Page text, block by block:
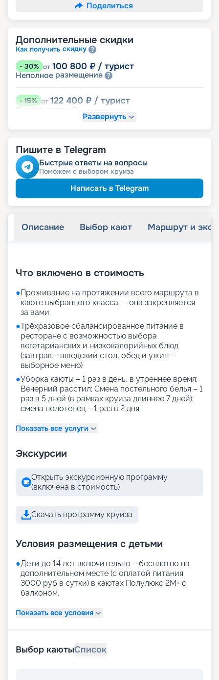
Поделиться
Дополнительные скидки
Как получить скидку
- 30% от 100 800 ₽ / турист
Неполное размещение
-15% от 122 400 ₽ / турист
Скидка
Скидка сотрудникам силовых
Скидкапенсионерам
Скидкаветеранам
Скидка многодетнымсемьям
Развернуть
Пишите в Telegram
Быстрые ответы на вопросы
Поможем с выбором круиза
Написать в Telegram
Описание Выбор кают Маршрут и
Что включено в стоимость
●Проживание на протяжении всего маршрута в
каюте выбранного класса — она закрепляется
за вами
●Трёхразовое сбалансированное питание в
ресторане с возможностью выбора
вегетарианских и низкокалорийных блюд
(завтрак – шведский стол, обед и ужин –
выборное меню)
●Уборка каюты – 1 раз в день, в утреннее время;
Вечерний расстил; Смена постельного белья – 1
раз в 5 дней (в рамках круиза длиннее 7 дней);
смена полотенец – 1 раз в 2 дня
Показать все услуги
Экскурсии
Открыть экскурсионную программу
(включена в стоимость)
Скачать программу круиза
Условия размещения с детьми
●Дети до 14 лет включительно – бесплатно на
дополнительном месте (с оплатой питания
3000 руб в сутки) в каютах Полулюкс 2М+ с
балконом.
Показать все условия
Выбор каютыСписок